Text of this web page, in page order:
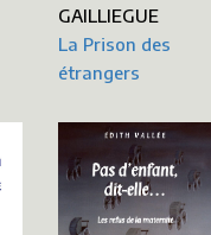
GAILLIEGUE
La Prison des
étrangers